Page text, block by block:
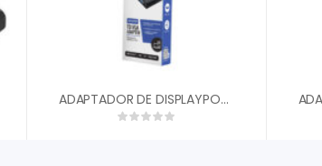
ADAPTADOR DE DISPLAYPORT A VGA UNNO TEKNO AD3006BK